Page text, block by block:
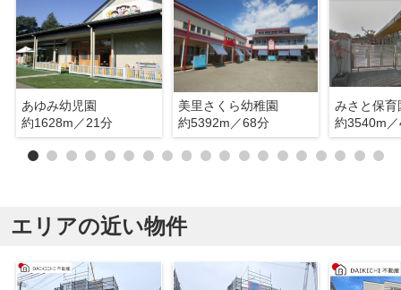
あゆみ幼児園
約1628m／21分
美里さくら幼稚園
約5392m／68分
みさと保育
約3540m
エリアの近い物件